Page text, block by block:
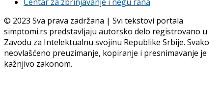
Centar za zbrinjavanje i negu rana
© 2023 Sva prava zadržana | Svi tekstovi portala
simptomi.rs predstavljaju autorsko delo registrovano u
Zavodu za Intelektualnu svojinu Republike Srbije. Svako
neovlašćeno preuzimanje, kopiranje i presnimavanje je
kažnjivo zakonom.